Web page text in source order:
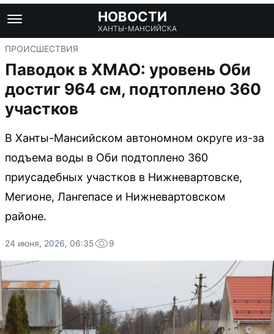
НОВОСТИ
ХАНТЫ-МАНСИЙСКА
ПРОИСШЕСТВИЯ
Паводок в ХМАО: уровень Оби
достиг 964 см, подтоплено 360
участков
В Ханты-Мансийском автономном округе из-за
подъема воды в Оби подтоплено 360
приусадебных участков в Нижневартовске,
Мегионе, Лангепасе и Нижневартовском
районе.
24 июня, 2026, 06:35 9